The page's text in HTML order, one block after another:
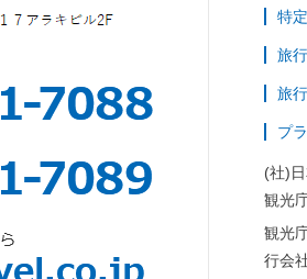
特
旅
旅
プ
(社)
観光
観光
行会